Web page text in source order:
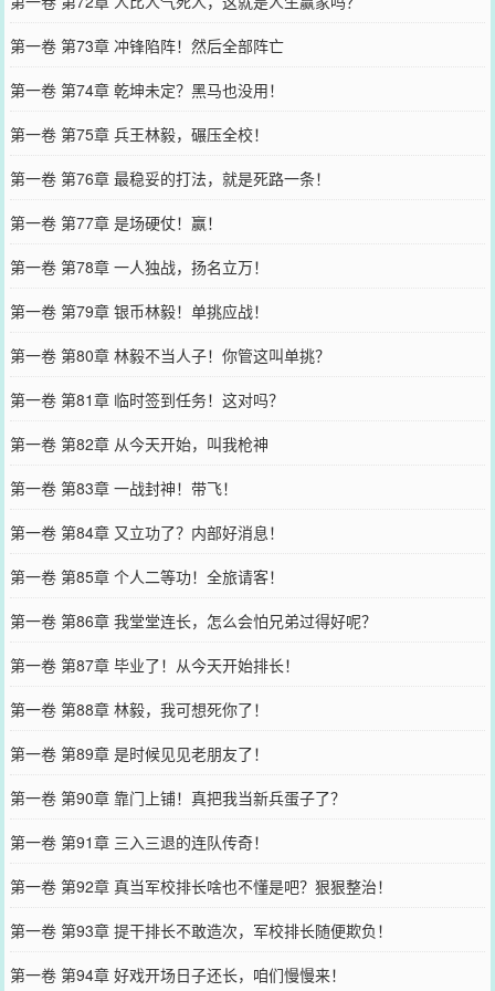
第一卷 第73章 冲锋陷阵！然后全部阵亡
第一卷 第74章 乾坤未定？黑马也没用！
第一卷 第75章 兵王林毅，碾压全校！
第一卷 第76章 最稳妥的打法，就是死路一条！
第一卷 第77章 是场硬仗！赢！
第一卷 第78章 一人独战，扬名立万！
第一卷 第79章 银币林毅！单挑应战！
第一卷 第80章 林毅不当人子！你管这叫单挑？
第一卷 第81章 临时签到任务！这对吗？
第一卷 第82章 从今天开始，叫我枪神
第一卷 第83章 一战封神！带飞！
第一卷 第84章 又立功了？内部好消息！
第一卷 第85章 个人二等功！全旅请客！
第一卷 第86章 我堂堂连长，怎么会怕兄弟过得好呢？
第一卷 第87章 毕业了！从今天开始排长！
第一卷 第88章 林毅，我可想死你了！
第一卷 第89章 是时候见见老朋友了！
第一卷 第90章 靠门上铺！真把我当新兵蛋子了？
第一卷 第91章 三入三退的连队传奇！
第一卷 第92章 真当军校排长啥也不懂是吧？狠狠整治！
第一卷 第93章 提干排长不敢造次，军校排长随便欺负！
第一卷 第94章 好戏开场日子还长，咱们慢慢来！